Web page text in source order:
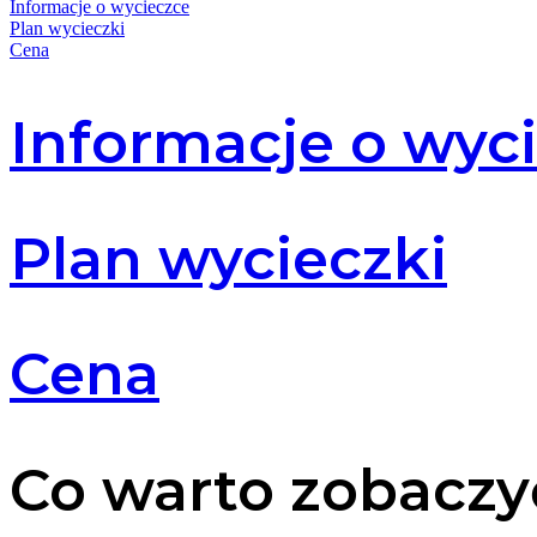
Informacje o wycieczce
Plan wycieczki
Cena
Informacje o
Plan wycieczki
Cena
Co warto